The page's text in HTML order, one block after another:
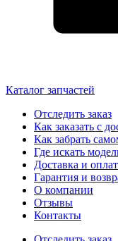
Каталог запчастей
Отследить заказ
Как заказать с
Как забрать
Где искать
Доставка и
Гарантия и
О компании
Отзывы
Контакты